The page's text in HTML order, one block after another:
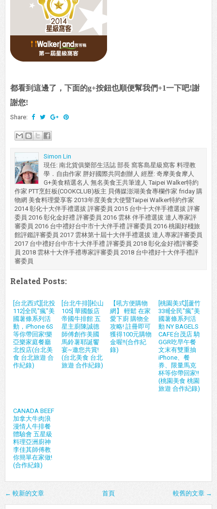
都看到這邊了，下面的g+按鈕也順便幫我們+1一下吧!謝
謝您!
Share:
Simon Lin
現任: 南北貨俱樂部生活誌 部長 窩客島星級窩客 料理教
學．自由作家 胖好國際共同創辦人 經歷: 奇摩美食摩人
G+美食精選名人 無名美食王共筆達人 Taipei Walker特約
作家 PTT烹飪板(COOKCLUB)板主 貝傳媒澎湖美食專欄作家 friday 購
物網 美食料理愛享客 2013年度美食大使暨Taipei Walker特約作家
2014 彰化十大伴手禮選拔 評審委員 2015 台中十大伴手禮選拔 評審
委員 2016 彰化金好禮 評審委員 2016 雲林 伴手禮選拔 達人專家評
審委員 2016 台中禮好台中市十大伴手禮 評審委員 2016 桃園好棧旅
館評鑑評審委員 2017 雲林第十屆十大伴手禮選拔 達人專家評審委員
2017 台中禮好台中市十大伴手禮 評審委員 2018 彰化金好禮評審委
員 2018 雲林十大伴手禮專家評審委員 2018 台中禮好十大伴手禮評
審委員
Related Posts:
[台北西式][北投
112]全民"瘋"美
國薯條系列活
動，iPhone 6S
等你帶回家!樂
亞樂家庭餐廳
北投店(台北美
食 台北旅遊 合
作紀錄)
[台北牛排][松山
105] 華國飯店
帝國牛排館 五
星主廚陳誠德
師傅創作美國
馬鈴薯耶誕饗
宴~邀您共賞!
(台北美食 台北
旅遊 合作紀錄)
【吼方便購物
網】 輕鬆 在家
愛下廚 購物全
攻略! 註冊即可
獲得100元購物
金喔!!(合作紀
錄)
[桃園美式][蘆竹
338]全民"瘋"美
國薯條系列活
動 NY BAGELS
CAFE台茂店 騎
GGR吃早午餐
文末有雙重抽
iPhone、餐
券、限量馬克
杯等你帶回家!!
(桃園美食 桃園
旅遊 合作紀錄)
CANADA BEEF
加拿大牛肉浪
漫情人牛排餐
體驗會 五星級
料理亞洲廚神
李佳其師傅教
你簡單在家做!
(合作紀錄)
← 較新的文章 較舊的文章 →
首頁